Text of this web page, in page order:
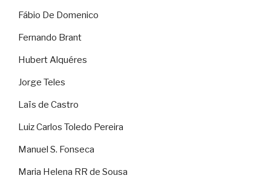
Fábio De Domenico
Fernando Brant
Hubert Alquéres
Jorge Teles
Laïs de Castro
Luiz Carlos Toledo Pereira
Manuel S. Fonseca
Maria Helena RR de Sousa